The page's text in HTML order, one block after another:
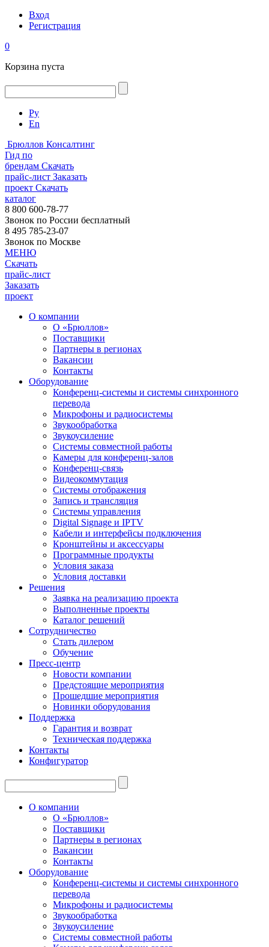
Вход
Регистрация
0
Корзина пуста
Ру
En
Брюллов Консалтинг
Гид по
брендам Скачать
прайс-лист Заказать
проект Скачать
каталог
8 800 600-78-77
Звонок по России бесплатный
8 495 785-23-07
Звонок по Москве
МЕНЮ
Скачать
прайс-лист
Заказать
проект
О компании
О «Брюллов»
Поставщики
Партнеры в регионах
Вакансии
Контакты
Оборудование
Конференц-системы и системы синхронного
перевода
Микрофоны и радиосистемы
Звукообработка
Звукоусиление
Системы совместной работы
Камеры для конференц-залов
Конференц-связь
Видеокоммутация
Системы отображения
Запись и трансляция
Системы управления
Digital Signage и IPTV
Кабели и интерфейсы подключения
Кронштейны и аксессуары
Программные продукты
Условия заказа
Условия доставки
Решения
Заявка на реализацию проекта
Выполненные проекты
Каталог решений
Сотрудничество
Стать дилером
Обучение
Пресс-центр
Новости компании
Предстоящие мероприятия
Прошедшие мероприятия
Новинки оборудования
Поддержка
Гарантия и возврат
Техническая поддержка
Контакты
Конфигуратор
О компании
О «Брюллов»
Поставщики
Партнеры в регионах
Вакансии
Контакты
Оборудование
Конференц-системы и системы синхронного
перевода
Микрофоны и радиосистемы
Звукообработка
Звукоусиление
Системы совместной работы